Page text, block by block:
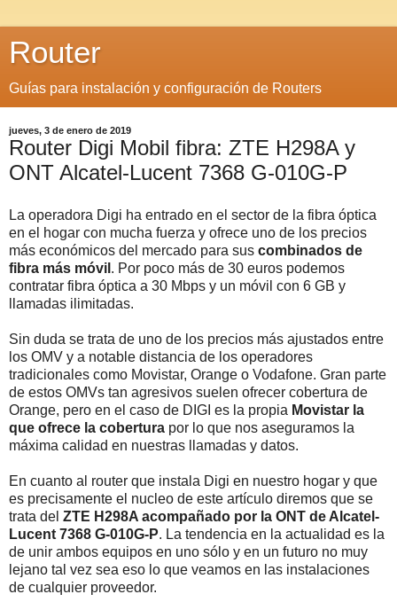
Router
Guías para instalación y configuración de Routers
jueves, 3 de enero de 2019
Router Digi Mobil fibra: ZTE H298A y
ONT Alcatel-Lucent 7368 G-010G-P
La operadora Digi ha entrado en el sector de la fibra óptica
en el hogar con mucha fuerza y ofrece uno de los precios
más económicos del mercado para sus combinados de
fibra más móvil . Por poco más de 30 euros podemos
contratar fibra óptica a 30 Mbps y un móvil con 6 GB y
llamadas ilimitadas.
Sin duda se trata de uno de los precios más ajustados entre
los OMV y a notable distancia de los operadores
tradicionales como Movistar, Orange o Vodafone. Gran parte
de estos OMVs tan agresivos suelen ofrecer cobertura de
Orange, pero en el caso de DIGI es la propia Movistar la
que ofrece la cobertura por lo que nos aseguramos la
máxima calidad en nuestras llamadas y datos.
En cuanto al router que instala Digi en nuestro hogar y que
es precisamente el nucleo de este artículo diremos que se
trata del ZTE H298A acompañado por la ONT de Alcatel-
Lucent 7368 G-010G-P. La tendencia en la actualidad es la
de unir ambos equipos en uno sólo y en un futuro no muy
lejano tal vez sea eso lo que veamos en las instalaciones
de cualquier proveedor.